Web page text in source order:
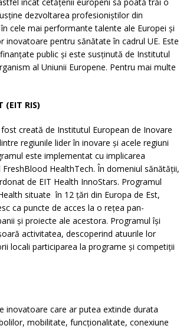
dezvoltarea profesioniștilor din
cele mai performante talente ale Europei și
pentru sănătate în cadrul UE. Este
public și este susținută de Institutul
al Uniunii Europene. Pentru mai multe
RIS)
creată de Institutul European de Inovare
regiunile lider în inovare și acele regiuni
este implementat cu implicarea
HealthTech. În domeniul sănătății,
de EIT Health InnoStars. Programul
situate în 12 țări din Europa de Est,
ca puncte de acces la o rețea pan-
și proiecte ale acestora. Programul își
activitatea, descoperind atuurile lor
locali participarea la programe și competiții
inovatoare care ar putea extinde durata
mobilitate, funcționalitate, conexiune